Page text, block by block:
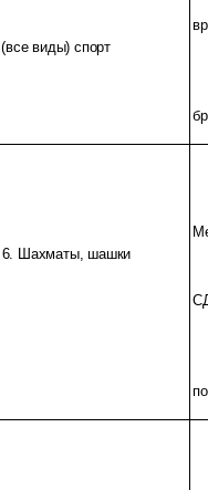
(все виды) спорт
6. Шахматы, шашки